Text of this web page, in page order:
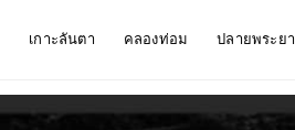
เกาะลันตา คลองท่อม ปลายพระยา